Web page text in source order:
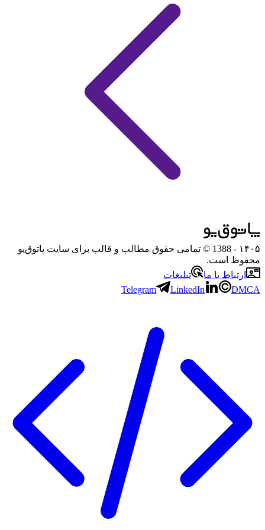
۱۴۰۵
- 1388 © تمامی حقوق مطالب و قالب برای سایت پاتوق‌یو
محفوظ است.
ارتباط با ما
تبلیغات
Telegram
LinkedIn DMCA